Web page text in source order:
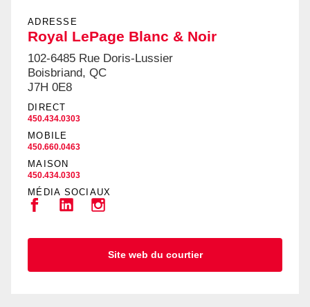
ADRESSE
Royal LePage Blanc & Noir
102-6485 Rue Doris-Lussier
Boisbriand, QC
J7H 0E8
DIRECT
450.434.0303
MOBILE
450.660.0463
MAISON
450.434.0303
MÉDIA SOCIAUX
Site web du courtier